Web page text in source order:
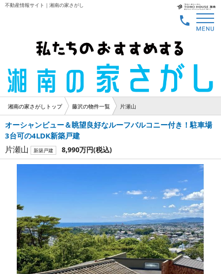
不動産情報サイト｜湘南の家さがし
湘南の家さがしトップ 藤沢の物件一覧 片瀬山
オーシャンビュー＆眺望良好なルーフバルコニー付き！駐車場
3台可の4LDK新築戸建
片瀬山 新築戸建 8,990万円(税込)